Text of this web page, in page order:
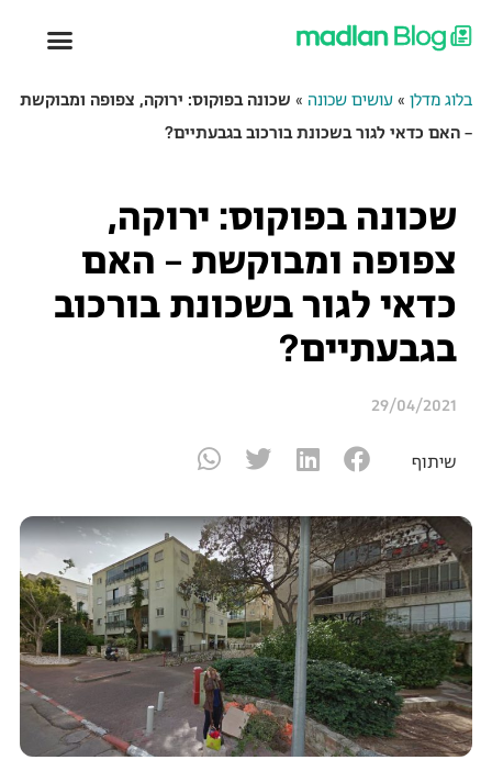
בלוג מדלן » עושים שכונה » שכונה בפוקוס: ירוקה, צפופה ומבוקשת
– האם כדאי לגור בשכונת בורכוב בגבעתיים?
שכונה בפוקוס: ירוקה,
צפופה ומבוקשת – האם
כדאי לגור בשכונת בורכוב
בגבעתיים?
שיתוף
29/04/2021